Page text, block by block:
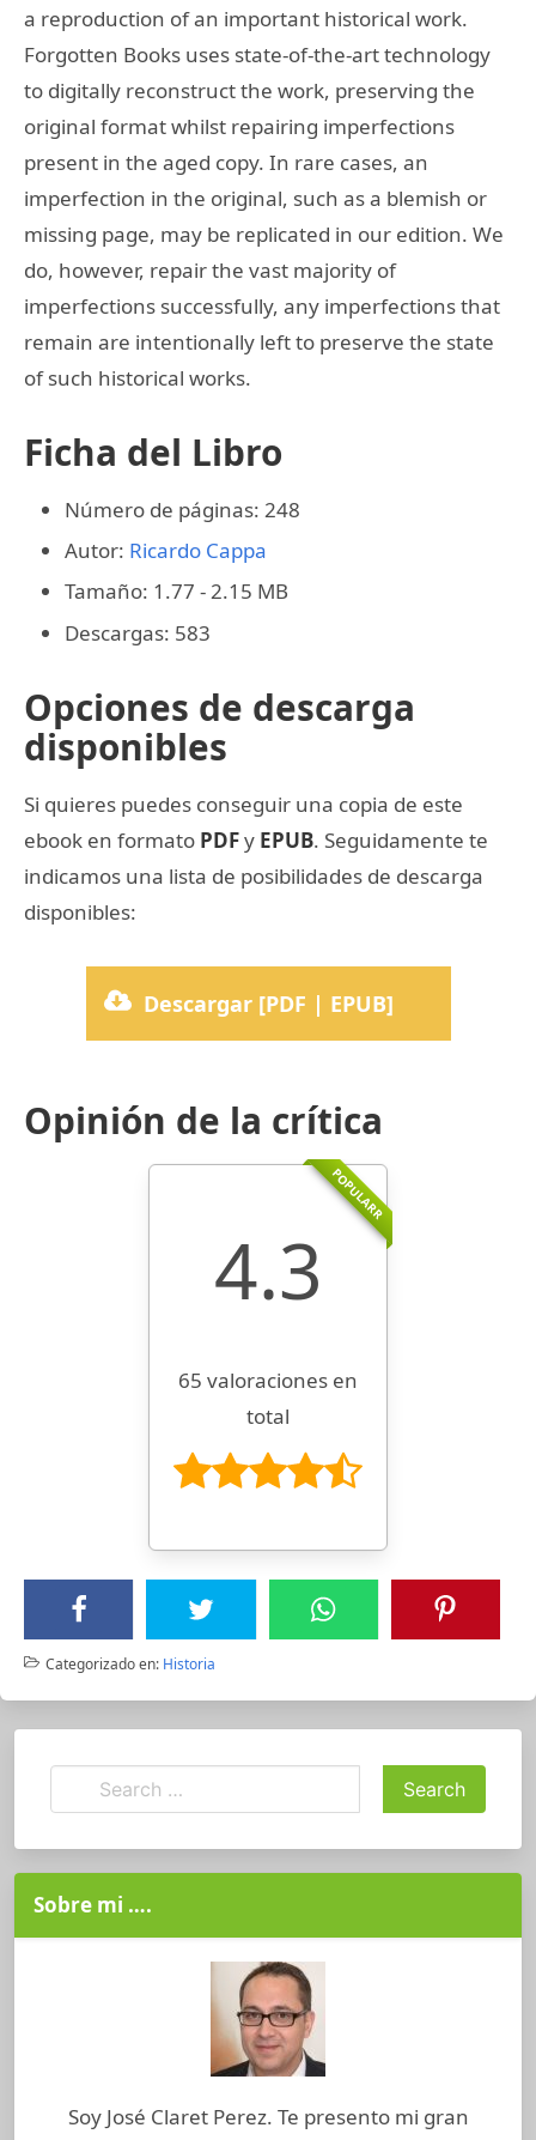
a reproduction of an important historical work.
Forgotten Books uses state-of-the-art technology
to digitally reconstruct the work, preserving the
original format whilst repairing imperfections
present in the aged copy. In rare cases, an
imperfection in the original, such as a blemish or
missing page, may be replicated in our edition. We
do, however, repair the vast majority of
imperfections successfully, any imperfections that
remain are intentionally left to preserve the state
of such historical works.
Ficha del Libro
Número de páginas: 248
Autor: Ricardo Cappa
Tamaño: 1.77 - 2.15 MB
Descargas: 583
Opciones de descarga
disponibles
Si quieres puedes conseguir una copia de este
ebook en formato PDFy EPUB. Seguidamente te
indicamos una lista de posibilidades de descarga
disponibles:
Descargar [PDF | EPUB]
Opinión de la crítica
POPULARR
4.3
65 valoraciones en
total
Categorizado en: Historia
Sobre mi ….
Soy José Claret Perez. Te presento mi gran